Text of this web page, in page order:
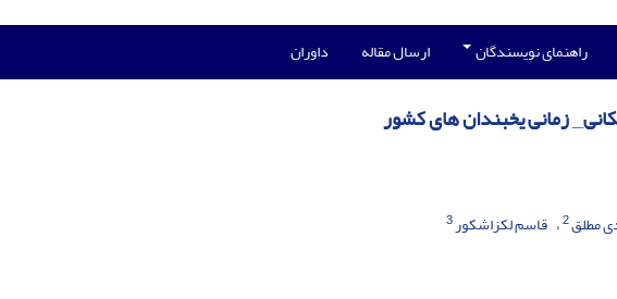
راهنمای نویسندگان ارسال مقاله داوران
زمانی یخبندان های کشور
مطلق2 قاسم لکزاشکور3